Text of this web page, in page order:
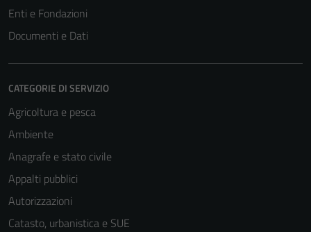
Enti e Fondazioni
Documenti e Dati
CATEGORIE DI SERVIZIO
Agricoltura e pesca
Ambiente
Anagrafe e stato civile
Appalti pubblici
Autorizzazioni
Catasto, urbanistica e SUE